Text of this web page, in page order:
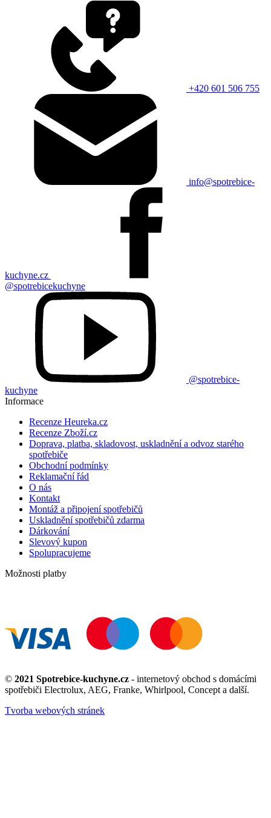
+420 601 506 755
info@spotrebice-
kuchyne.cz
@spotrebicekuchyne
@spotrebice-
kuchyne
Informace
Recenze Heureka.cz
Recenze Zboží.cz
Doprava, platba, skladovost, uskladnění a odvoz starého
spotřebiče
Obchodní podmínky
Reklamační řád
O nás
Kontakt
Montáž a připojení spotřebičů
Uskladnění spotřebičů zdarma
Dárkování
Slevový kupon
Spolupracujeme
Možnosti platby
© 2021 Spotrebice-kuchyne.cz - internetový obchod s domácími
spotřebiči Electrolux, AEG, Franke, Whirlpool, Concept a další.
Tvorba webových stránek